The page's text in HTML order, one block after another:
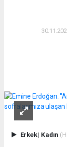
Erkek| Kadın